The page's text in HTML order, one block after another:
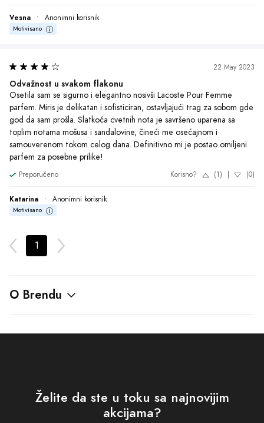
Vesna • Anonimni korisnik
Motivisano
22 May 2023
Odvažnost u svakom flakonu
Osetila sam se sigurno i elegantno nosivši Lacoste Pour Femme
parfem. Miris je delikatan i sofisticiran, ostavljajući trag za sobom gde
god da sam prošla. Slatkoća cvetnih nota je savršeno uparena sa
toplim notama mošusa i sandalovine, čineći me osećajnom i
samouverenom tokom celog dana. Definitivno mi je postao omiljeni
parfem za posebne prilike!
Preporučeno Korisno? (1) (0)
Katarina • Anonimni korisnik
Motivisano
1
O Brendu
Želite da ste u toku sa najnovijim
akcijama?